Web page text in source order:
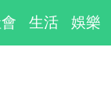
生活 娛樂